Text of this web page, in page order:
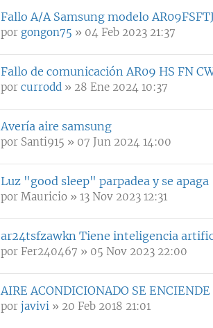
Fallo A/A Samsung modelo
por gongon75 » 04 Feb 2023 21:37
Fallo de comunicación AR09 HS FN
por currodd » 28 Ene 2024 10:37
Avería aire samsung
por Santi915 » 07 Jun 2024 14:00
Luz "good sleep" parpadea y se apaga
por Mauricio » 13 Nov 2023 12:31
ar24tsfzawkn Tiene inteligencia
por Fer240467 » 05 Nov 2023 22:00
AIRE ACONDICIONADO SE ENCIENDE
por javivi » 20 Feb 2018 21:01